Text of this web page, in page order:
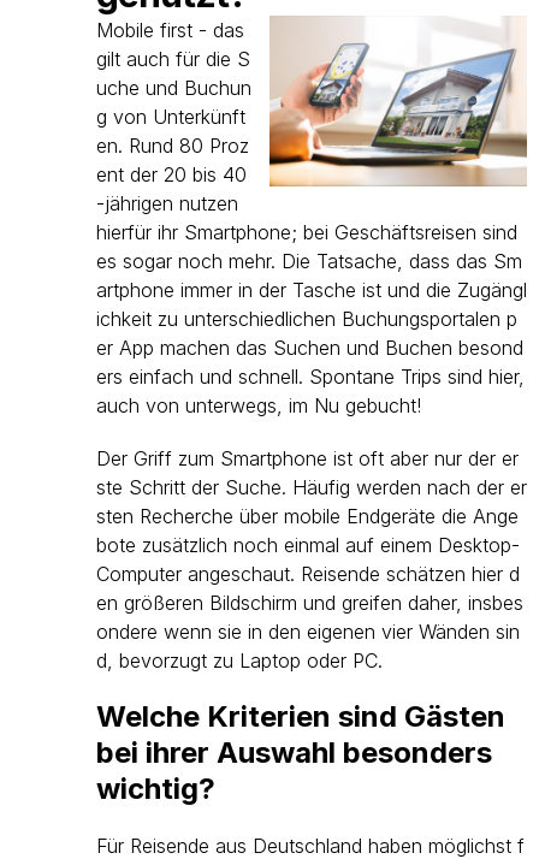
Mobile first - das
gilt auch für die S
uche und Buchun
g von Unterkünft
en. Rund 80 Proz
ent der 20 bis 40
-jährigen nutzen
hierfür ihr Smartphone; bei Geschäftsreisen sind
es sogar noch mehr. Die Tatsache, dass das Sm
artphone immer in der Tasche ist und die Zugängl
ichkeit zu unterschiedlichen Buchungsportalen p
er App machen das Suchen und Buchen besond
ers einfach und schnell. Spontane Trips sind hier,
auch von unterwegs, im Nu gebucht!
Der Griff zum Smartphone ist oft aber nur der er
ste Schritt der Suche. Häufig werden nach der er
sten Recherche über mobile Endgeräte die Ange
bote zusätzlich noch einmal auf einem Desktop-
Computer angeschaut. Reisende schätzen hier d
en größeren Bildschirm und greifen daher, insbes
ondere wenn sie in den eigenen vier Wänden sin
d, bevorzugt zu Laptop oder PC.
Welche Kriterien sind Gästen
bei ihrer Auswahl besonders
wichtig?
Für Reisende aus Deutschland haben möglichst f